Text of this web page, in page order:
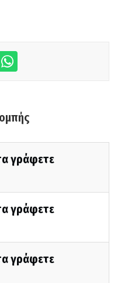
γράφετε
γράφετε
γράφετε